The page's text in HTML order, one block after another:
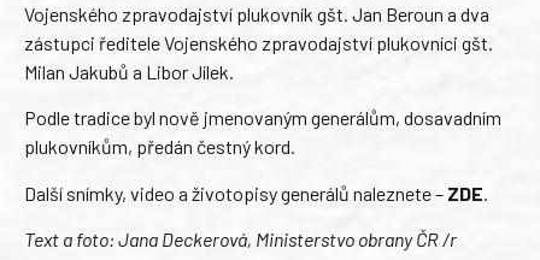
Vojenského zpravodajství plukovník gšt. Jan Beroun a dva
zástupci ředitele Vojenského zpravodajství plukovníci gšt.
Milan Jakubů a Libor Jílek.
Podle tradice byl nově jmenovaným generálům, dosavadním
plukovníkům, předán čestný kord.
Další snímky, video a životopisy generálů naleznete – ZDE
Text a foto: Jana Deckerová, Ministerstvo obrany ČR /r